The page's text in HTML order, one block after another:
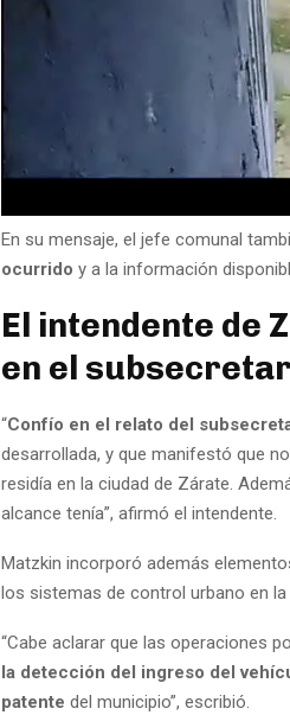
En su mensaje, el jefe comunal
ocurrido y a la información
El intendente de
en el
“Confío en el relato del
desarrollada, y que manifestó que
residía en la ciudad de Zárate.
alcance tenía”, afirmó el intendente.
Matzkin incorporó además
los sistemas de control urbano en
“Cabe aclarar que las operaciones
la detección del ingreso del
patente del municipio”, escribió.